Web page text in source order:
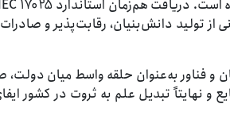
تولید دانش‌بنیان، رقابت‌پذیر و
اصفهان، با بیش از 800 شرکت دانش‌بنیان و فناور به‌عنوان حلقه واسط
و نهایتاً تبدیل علم به ثروت در کشور